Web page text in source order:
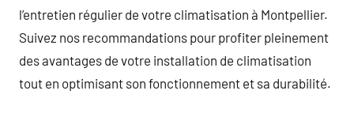
l’entretien régulier de votre climatisation à Montpellier.
Suivez nos recommandations pour profiter pleinement
des avantages de votre installation de climatisation
tout en optimisant son fonctionnement et sa durabilité.